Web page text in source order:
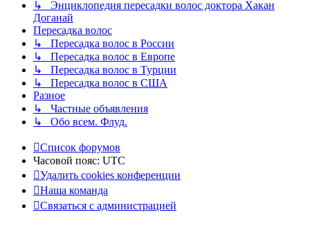
↳ Энциклопедия пересадки волос доктора Хакан
Доганай
Пересадка волос
↳ Пересадка волос в России
↳ Пересадка волос в Европе
↳ Пересадка волос в Турции
↳ Пересадка волос в США
Разное
↳ Частные объявления
↳ Обо всем. Флуд.
Список форумов
Часовой пояс: UTC
Удалить cookies конференции
Наша команда
Связаться с администрацией